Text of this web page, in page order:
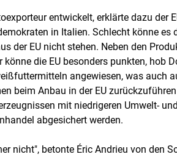
entwickelt, erklärte dazu der
in Italien. Schlecht könne es
der EU nicht stehen. Neben den
die EU besonders punkten, hob
angewiesen, was auch
beim Anbau in der EU
mit niedrigeren Umwelt-
abgesichert werden.
nicht", betonte Éric Andrieu von den